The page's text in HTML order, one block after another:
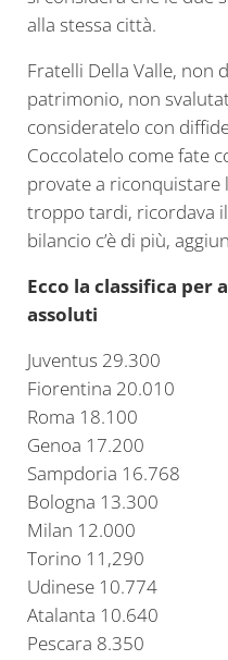
alla stessa città.
Fratelli Della Valle, non
patrimonio, non
consideratelo con
Coccolatelo come fate
provate a riconquistare
troppo tardi, ricordava
bilancio c’è di più,
Ecco la classifica per
assoluti
Juventus 29.300
Fiorentina 20.010
Roma 18.100
Genoa 17.200
Sampdoria 16.768
Bologna 13.300
Milan 12.000
Torino 11,290
Udinese 10.774
Atalanta 10.640
Pescara 8.350